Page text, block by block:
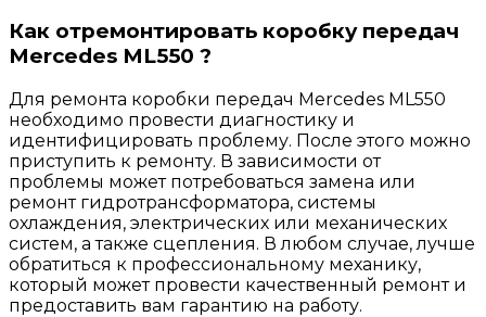
Как отремонтировать коробку передач
Mercedes ML550 ?
Для ремонта коробки передач Mercedes ML550
необходимо провести диагностику и
идентифицировать проблему. После этого можно
приступить к ремонту. В зависимости от
проблемы может потребоваться замена или
ремонт гидротрансформатора, системы
охлаждения, электрических или механических
систем, а также сцепления. В любом случае, лучше
обратиться к профессиональному механику,
который может провести качественный ремонт и
предоставить вам гарантию на работу.